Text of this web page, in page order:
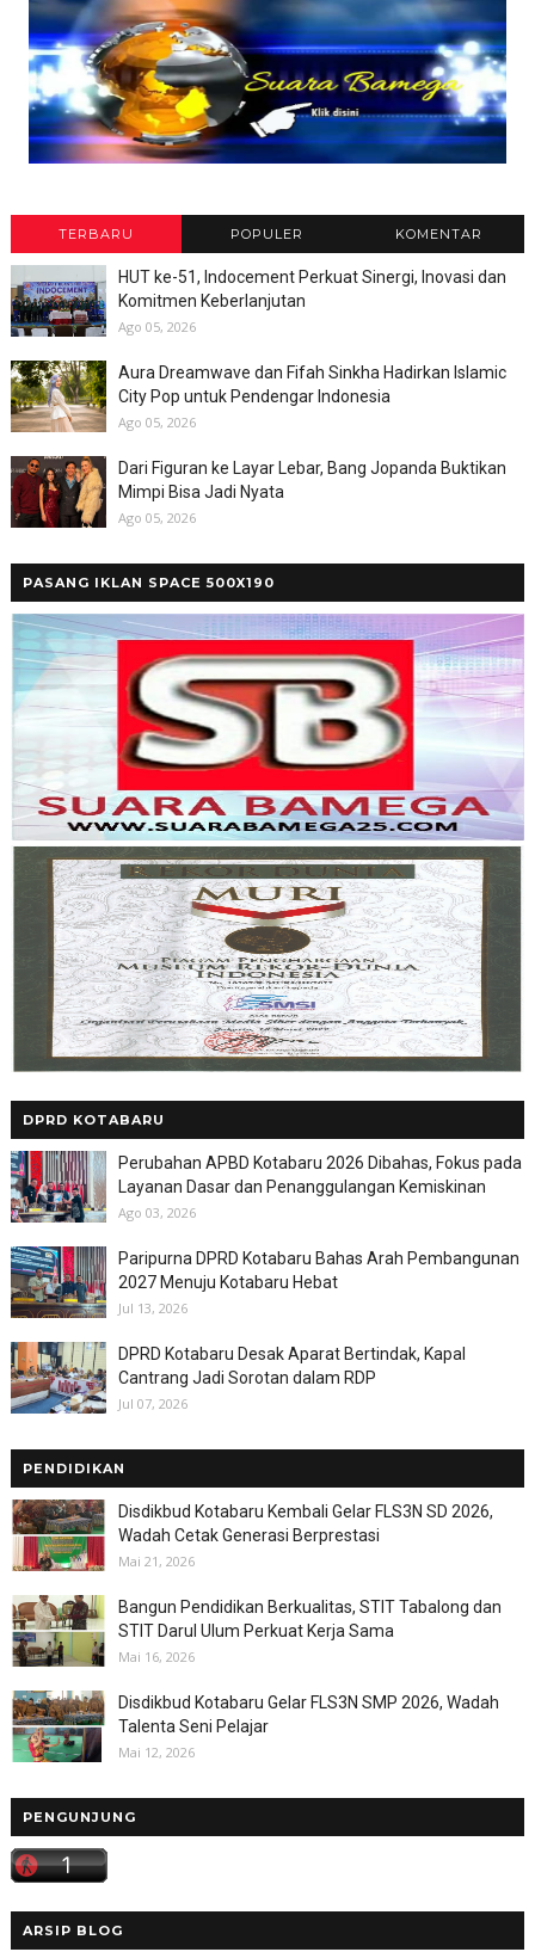
TERBARU POPULER KOMENTAR
HUT ke-51, Indocement Perkuat Sinergi, Inovasi dan
Komitmen Keberlanjutan
Ago 05, 2026
Aura Dreamwave dan Fifah Sinkha Hadirkan Islamic
City Pop untuk Pendengar Indonesia
Ago 05, 2026
Dari Figuran ke Layar Lebar, Bang Jopanda Buktikan
Mimpi Bisa Jadi Nyata
Ago 05, 2026
PASANG IKLAN SPACE 500X190
DPRD KOTABARU
Perubahan APBD Kotabaru 2026 Dibahas, Fokus pada
Layanan Dasar dan Penanggulangan Kemiskinan
Ago 03, 2026
Paripurna DPRD Kotabaru Bahas Arah Pembangunan
2027 Menuju Kotabaru Hebat
Jul 13, 2026
DPRD Kotabaru Desak Aparat Bertindak, Kapal
Cantrang Jadi Sorotan dalam RDP
Jul 07, 2026
PENDIDIKAN
Disdikbud Kotabaru Kembali Gelar FLS3N SD 2026,
Wadah Cetak Generasi Berprestasi
Mai 21, 2026
Bangun Pendidikan Berkualitas, STIT Tabalong dan
STIT Darul Ulum Perkuat Kerja Sama
Mai 16, 2026
Disdikbud Kotabaru Gelar FLS3N SMP 2026, Wadah
Talenta Seni Pelajar
Mai 12, 2026
PENGUNJUNG
ARSIP BLOG